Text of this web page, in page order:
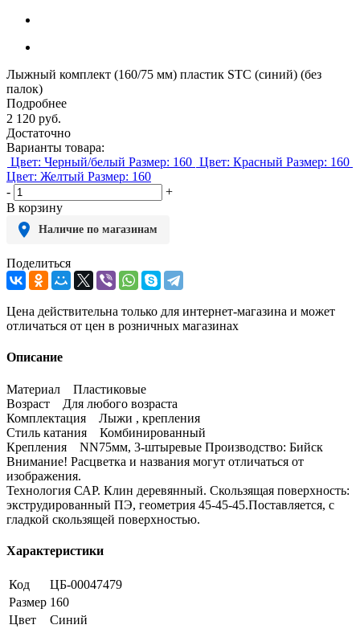
Лыжный комплект (160/75 мм) пластик STC (синий) (без
палок)
Подробнее
2 120 руб.
Достаточно
Варианты товара:
Цвет: Черный/белый Размер: 160 Цвет: Красный Размер: 160
Цвет: Желтый Размер: 160
-
+
В корзину
Наличие по магазинам
Поделиться
Цена действительна только для интернет-магазина и может
отличаться от цен в розничных магазинах
Описание
Материал Пластиковые
Возраст Для любого возраста
Комплектация Лыжи , крепления
Стиль катания Комбинированный
Крепления NN75мм, 3-штыревые Производство: Бийск
Внимание! Расцветка и названия могут отличаться от
изображения.
Технология САР. Клин деревянный. Скользящая поверхность:
экструдированный ПЭ, геометрия 45-45-45.Поставляется, с
гладкой скользящей поверхностью.
Характеристики
Код
ЦБ-00047479
Размер 160
Цвет
Синий